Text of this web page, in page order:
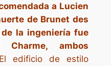
a Lucien
de Brunet des
la ingeniería fue
Charme, ambos
El edificio de estilo